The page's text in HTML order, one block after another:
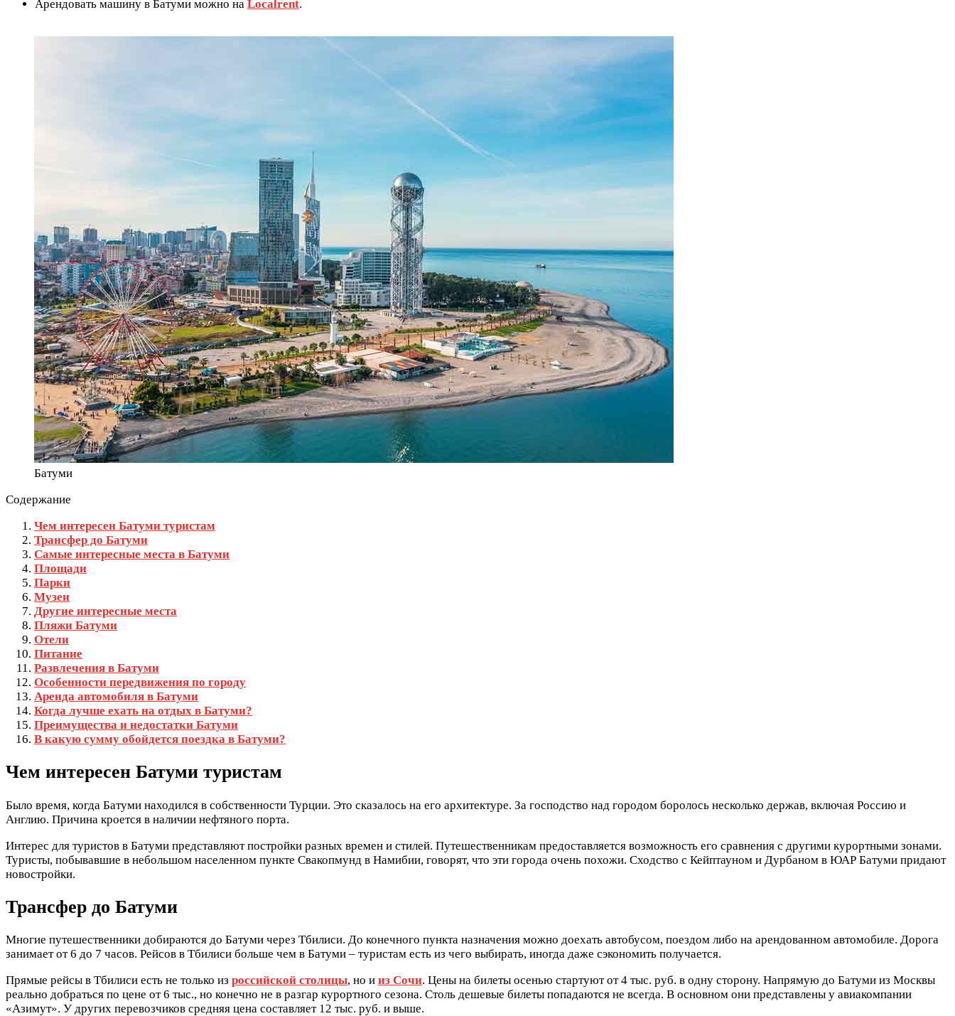
Арендовать машину в Батуми можно на Localrent.
Батуми
Содержание
Чем интересен Батуми туристам
Трансфер до Батуми
Самые интересные места в Батуми
Площади
Парки
Музеи
Другие интересные места
Пляжи Батуми
Отели
Питание
Развлечения в Батуми
Особенности передвижения по городу
Аренда автомобиля в Батуми
Когда лучше ехать на отдых в Батуми?
Преимущества и недостатки Батуми
В какую сумму обойдется поездка в Батуми?
Чем интересен Батуми туристам
Было время, когда Батуми находился в собственности Турции. Это сказалось на его архитектуре. За господство над городом боролось несколько держав, включая Россию и
Англию. Причина кроется в наличии нефтяного порта.
Интерес для туристов в Батуми представляют постройки разных времен и стилей. Путешественникам предоставляется возможность его сравнения с другими курортными зонами.
Туристы, побывавшие в небольшом населенном пункте Свакопмунд в Намибии, говорят, что эти города очень похожи. Сходство с Кейптауном и Дурбаном в ЮАР Батуми придают
новостройки.
Трансфер до Батуми
Многие путешественники добираются до Батуми через Тбилиси. До конечного пункта назначения можно доехать автобусом, поездом либо на арендованном автомобиле. Дорога
занимает от 6 до 7 часов. Рейсов в Тбилиси больше чем в Батуми – туристам есть из чего выбирать, иногда даже сэкономить получается.
Прямые рейсы в Тбилиси есть не только из российской столицы, но и из Сочи. Цены на билеты осенью стартуют от 4 тыс. руб. в одну сторону. Напрямую до Батуми из Москвы
реально добраться по цене от 6 тыс., но конечно не в разгар курортного сезона. Столь дешевые билеты попадаются не всегда. В основном они представлены у авиакомпании
«Азимут». У других перевозчиков средняя цена составляет 12 тыс. руб. и выше.